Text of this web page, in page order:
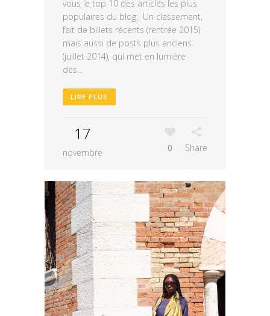
vous le top 10 des articles les plus
populaires du blog. Un classement,
fait de billets récents (rentrée 2015)
mais aussi de posts plus anciens
(juillet 2014), qui met en lumière
des...
LIRE PLUS
17
novembre 0 Share